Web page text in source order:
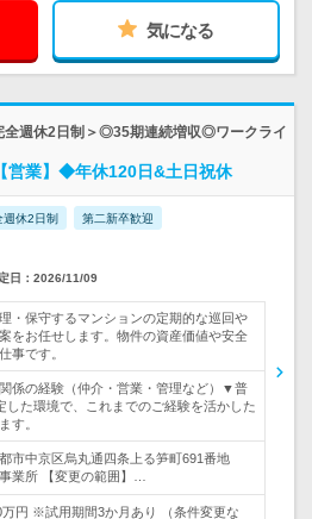
気になる
全週休2日制＞◎35期連続増収◎ワークライ
営業】◆年休120日&土日祝休
週休2日制 第二新卒歓迎
日：2026/11/09
・保守するマンションの定期的な巡回や
をお任せします。物件の資産価値や安全
事です。
係の経験（仲介・営業・管理など）▼普
た環境で、これまでのご経験を活かした
す。
市中京区烏丸通四条上る笋町691番地
業所 【変更の範囲】…
円 ※試用期間3か月あり （条件変更な